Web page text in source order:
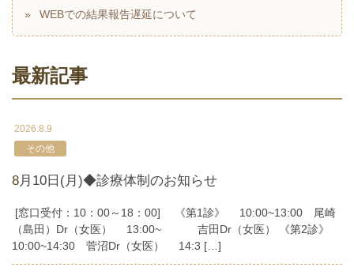
WEBでの結果報告遅延について
最新記事
2026.8.9
その他
8月10日(月)◆診療体制のお知らせ
[窓口受付：10：00～18：00] 《第1診》 10:00~13:00 尾崎
（島田）Dr（女医） 13:00~ 吉田Dr（女医） 《第2診》
10:00~14:30 菅沼Dr（女医） 14:3 […]